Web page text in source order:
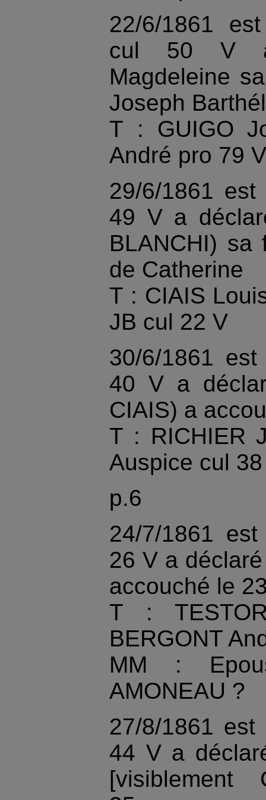
22/6/1861
cul 50 V a
Magdeleine
Joseph
T : GUIGO
André pro 79 V
29/6/1861
49 V a
BLANCHI)
de Catherine
T : CIAIS
JB cul 22 V
30/6/1861
40 V a
CIAIS) a
T : RICHIER
Auspice cul
p.6
24/7/1861
26 V a
accouché le
T :
BERGONT
MM :
AMONEAU ?
27/8/1861
44 V a
[visiblement